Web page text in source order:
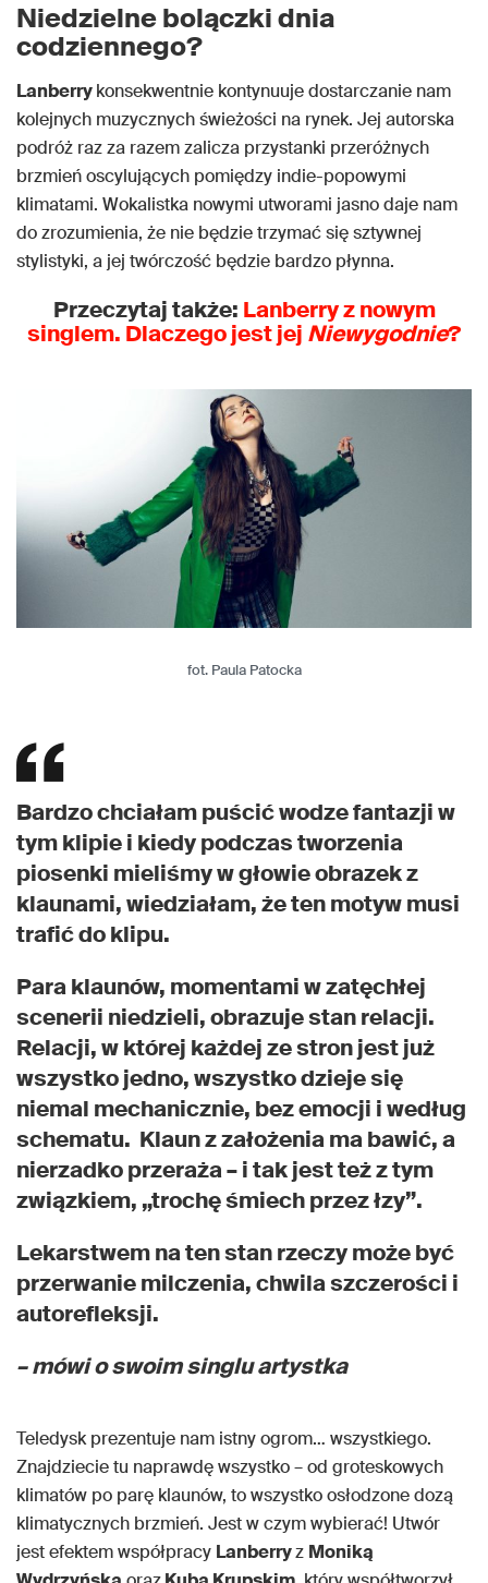
Niedzielne bolączki dnia
codziennego?
Lanberrykonsekwentnie kontynuuje dostarczanie nam
kolejnych muzycznych świeżości na rynek. Jej autorska
podróż raz za razem zalicza przystanki przeróżnych
brzmień oscylujących pomiędzy indie-popowymi
klimatami. Wokalistka nowymi utworami jasno daje nam
do zrozumienia, że nie będzie trzymać się sztywnej
stylistyki, a jej twórczość będzie bardzo płynna.
Przeczytaj także: Lanberry z nowym
singlem. Dlaczego jest jej Niewygodnie?
fot. Paula Patocka
Bardzo chciałam puścić wodze fantazji w
tym klipie i kiedy podczas tworzenia
piosenki mieliśmy w głowie obrazek z
klaunami, wiedziałam, że ten motyw musi
trafić do klipu.
Para klaunów, momentami w zatęchłej
scenerii niedzieli, obrazuje stan relacji.
Relacji, w której każdej ze stron jest już
wszystko jedno, wszystko dzieje się
niemal mechanicznie, bez emocji i według
schematu. Klaun z założenia ma bawić, a
nierzadko przeraża – i tak jest też z tym
związkiem, „trochę śmiech przez łzy”.
Lekarstwem na ten stan rzeczy może być
przerwanie milczenia, chwila szczerości i
autorefleksji.
– mówi o swoim singlu artystka
Teledysk prezentuje nam istny ogrom… wszystkiego.
Znajdziecie tu naprawdę wszystko – od groteskowych
klimatów po parę klaunów, to wszystko osłodzone dozą
klimatycznych brzmień. Jest w czym wybierać! Utwór
jest efektem współpracy Lanberryz Moniką